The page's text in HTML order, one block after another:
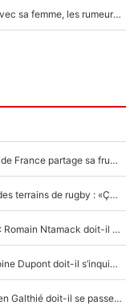
F1 : Charles Leclerc surpris par les paparazzis avec sa femme, les rumeurs étaient vraies !
Mis de côté par Fabien Galthié, un joueur du XV de France partage sa frustration : «ils ne me l’ont pas dit tout de suite»
La raison d'être de Matthieu Jalibert en dehors des terrains de rugby : «Ça m'atteint autant que si tu touches à un membre de ma famille»
XV de France - Matthieu Jalibert a tout changé : Romain Ntamack doit-il s’inquiéter pour sa place à un an de la Coupe du monde ?
«Le XV de France est meilleur avec Lucu» : Antoine Dupont doit-il s’inquiéter pour sa place ?
Le XV de France a trouvé son remplaçant : Fabien Galthié doit-il se passer d'Antoine Dupont ?